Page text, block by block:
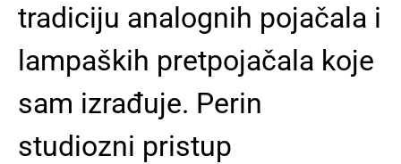
tradiciju analognih pojačala i
lampaških pretpojačala koje
sam izrađuje. Perin
studiozni pristup